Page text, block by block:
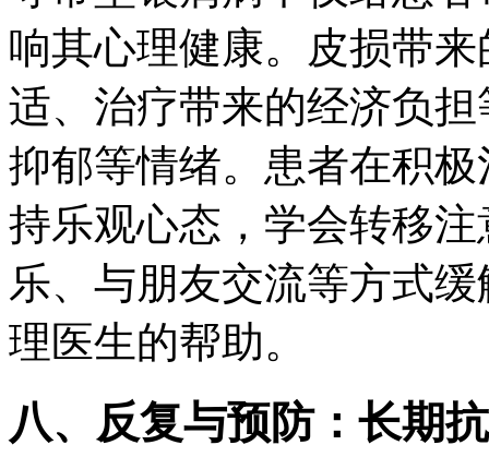
响其心理健康。皮损带
适、治疗带来的经济负
抑郁等情绪。患者在积
持乐观心态，学会转移
乐、与朋友交流等方式
理医生的帮助。
八、反复与预防：长期